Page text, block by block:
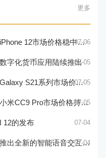
更多
12市场价格稳中有升07-06
字化货币应用陆续推出07-05
S21系列市场价格持续下跌07-05
Pro市场价格持续下跌07-05
12的发布 07-04
全新的智能语音交互系统07-04